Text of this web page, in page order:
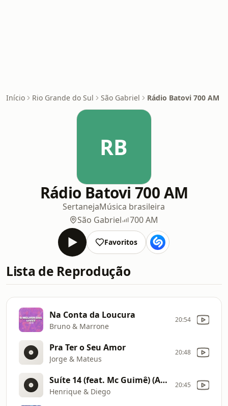
Início Rio Grande do Sul São Gabriel Rádio Batovi 700 AM
RB
Rádio Batovi 700 AM
SertanejaMúsica brasileira
São Gabriel
700 AM
Favoritos
Lista de Reprodução
Na Conta da Loucura
Bruno & Marrone
20:54
Pra Ter o Seu Amor
Jorge & Mateus
20:48
Suíte 14 (feat. Mc Guimê) (Ao Vivo)
Henrique & Diego
20:45